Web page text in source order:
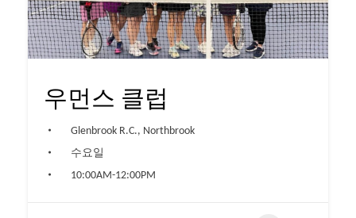
우먼스 클럽
Glenbrook R.C., Northbrook
수요일
10:00AM-12:00PM